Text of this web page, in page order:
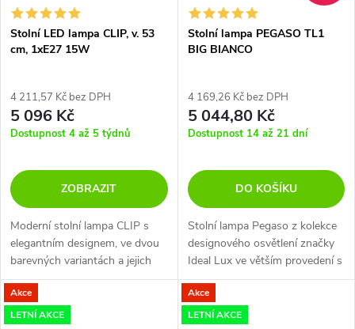
Stolní LED lampa CLIP, v. 53
cm, 1xE27 15W
4 211,57 Kč bez DPH
5 096 Kč
Dostupnost 4 až 5 týdnů
ZOBRAZIT
Moderní stolní lampa CLIP s
elegantním designem, ve dvou
barevných variantách a jejich
kombinacemi. Nelze stmívat
Stolní lampa PEGASO TL1
BIG BIANCO
4 169,26 Kč bez DPH
5 044,80 Kč
Dostupnost 14 až 21 dní
DO KOŠÍKU
Stolní lampa Pegaso z kolekce
designového osvětlení značky
Ideal Lux ve větším provedení s
průměrem 30 cm je ideální
volbou pro osvícení obývacího
pokoje, ložnice či pracovny.
Akce
LETNÍ AKCE
Akce
LETNÍ AKCE